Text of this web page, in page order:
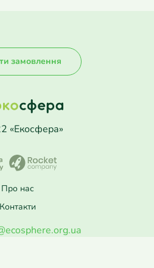
«Екосфера»
Про нас
Контакти
замовлення